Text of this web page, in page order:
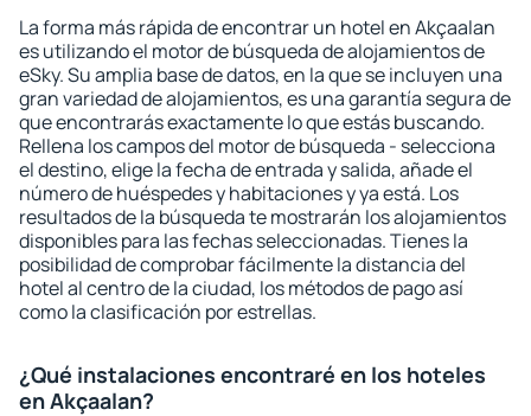
La forma más rápida de encontrar un hotel en Akçaalan
es utilizando el motor de búsqueda de alojamientos de
eSky. Su amplia base de datos, en la que se incluyen una
gran variedad de alojamientos, es una garantía segura de
que encontrarás exactamente lo que estás buscando.
Rellena los campos del motor de búsqueda - selecciona
el destino, elige la fecha de entrada y salida, añade el
número de huéspedes y habitaciones y ya está. Los
resultados de la búsqueda te mostrarán los alojamientos
disponibles para las fechas seleccionadas. Tienes la
posibilidad de comprobar fácilmente la distancia del
hotel al centro de la ciudad, los métodos de pago así
como la clasificación por estrellas.
¿Qué instalaciones encontraré en los hoteles
en Akçaalan?